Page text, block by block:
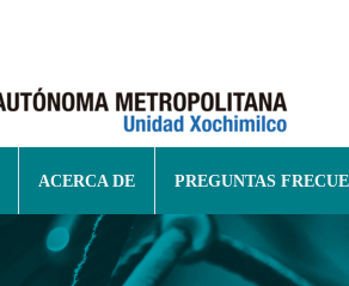
ACERCA DE PREGUNTAS